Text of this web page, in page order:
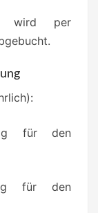
wird per
für den
für den